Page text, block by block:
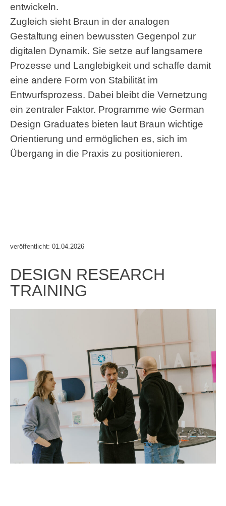
entwickeln.
Zugleich sieht Braun in der analogen
Gestaltung einen bewussten Gegenpol zur
digitalen Dynamik. Sie setze auf langsamere
Prozesse und Langlebigkeit und schaffe damit
eine andere Form von Stabilität im
Entwurfsprozess. Dabei bleibt die Vernetzung
ein zentraler Faktor. Programme wie German
Design Graduates bieten laut Braun wichtige
Orientierung und ermöglichen es, sich im
Übergang in die Praxis zu positionieren.
veröffentlicht: 01.04.2026
DESIGN RESEARCH
TRAINING